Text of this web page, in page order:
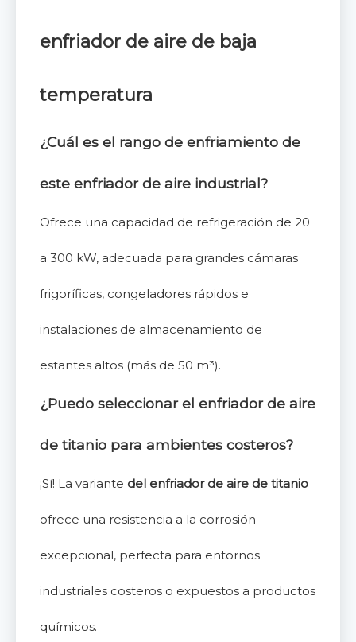
enfriador de aire de baja
temperatura
¿Cuál es el rango de enfriamiento de
este enfriador de aire industrial?
Ofrece una capacidad de refrigeración de 20
a 300 kW, adecuada para grandes cámaras
frigoríficas, congeladores rápidos e
instalaciones de almacenamiento de
estantes altos (más de 50 m³).
¿Puedo seleccionar el enfriador de aire
de titanio para ambientes costeros?
¡Sí! La variante del enfriador de aire de titanio
ofrece una resistencia a la corrosión
excepcional, perfecta para entornos
industriales costeros o expuestos a productos
químicos.